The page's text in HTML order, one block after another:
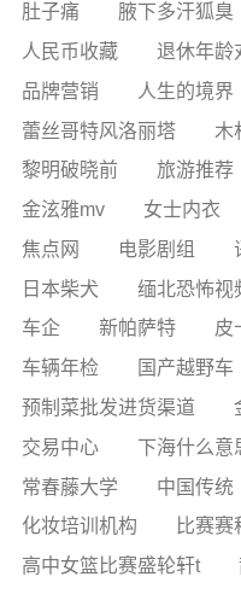
肚子痛
腋下多汗狐臭
人民币收藏
退休年龄
品牌营销
人生的境界
蕾丝哥特风洛丽塔
木
黎明破晓前
旅游推荐
金泫雅mv
女士内衣
焦点网
电影剧组
日本柴犬
缅北恐怖视
车企
新帕萨特 皮
车辆年检
国产越野车
预制菜批发进货渠道
交易中心
下海什么意
常春藤大学
中国传统
化妆培训机构
比赛赛
高中女篮比赛盛轮轩t